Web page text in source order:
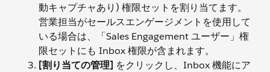
動キャプチャあり) 権限セットを割り当てます。
営業担当がセールスエンゲージメントを使用して
いる場合は、「Sales Engagement ユーザー」権
限セットにも Inbox 権限が含まれます。
[割り当ての管理] をクリックし、Inbox 機能にア